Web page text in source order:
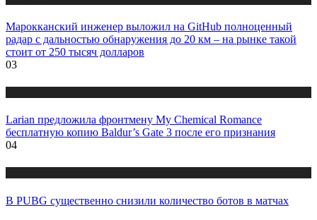
Марокканский инженер выложил на GitHub полноценный
радар с дальностью обнаружения до 20 км – на рынке такой
стоит от 250 тысяч долларов
03
Larian предложила фронтмену My Chemical Romance
бесплатную копию Baldur’s Gate 3 после его признания
04
В PUBG существенно снизили количество ботов в матчах